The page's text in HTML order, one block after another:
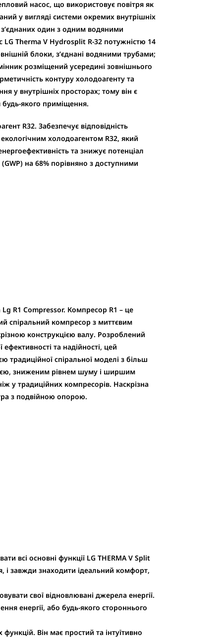
насос, що використовує повітря як
у вигляді системи окремих внутрішніх
з’єднаних один з одним водяними
LG Therma V Hydrosplit R-32 потужністю 14
блоки, з’єднані водяними трубами;
розміщений усередині зовнішнього
контуру холодоагенту та
у внутрішніх просторах; тому він є
якого приміщення.
R32. Забезпечує відповідність
холодоагентом R32, який
та знижує потенціал
на 68% порівняно з доступними
R1 Compressor. Компресор R1 – це
спіральний компресор з миттєвим
конструкцією валу. Розроблений
та надійності, цей
традиційної спіральної моделі з більш
зниженим рівнем шуму і ширшим
у традиційних компресорів. Наскрізна
з подвійною опорою.
всі основні функції LG THERMA V Split
завжди знаходити ідеальний комфорт,
свої відновлювані джерела енергії.
енергії, або будь-якого стороннього
Він має простий та інтуїтивно